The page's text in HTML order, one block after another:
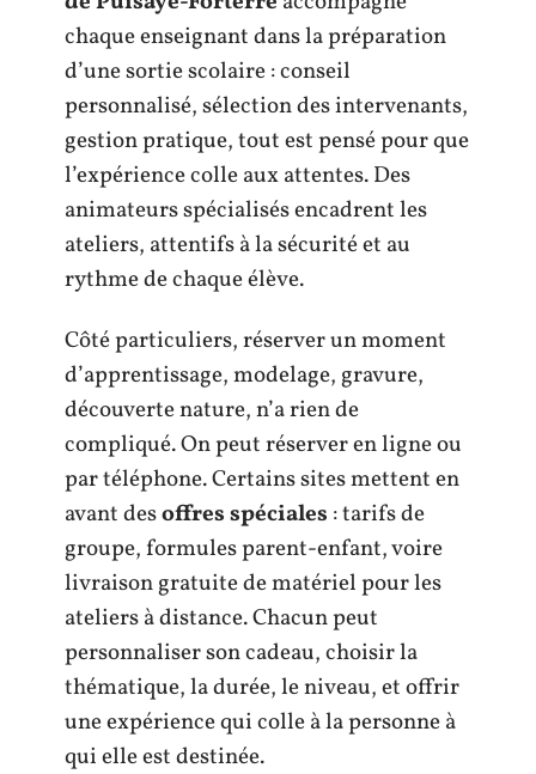
chaque enseignant dans la préparation
d’une sortie scolaire : conseil
personnalisé, sélection des intervenants,
gestion pratique, tout est pensé pour que
l’expérience colle aux attentes. Des
animateurs spécialisés encadrent les
ateliers, attentifs à la sécurité et au
rythme de chaque élève.
Côté particuliers, réserver un moment
d’apprentissage, modelage, gravure,
découverte nature, n’a rien de
compliqué. On peut réserver en ligne ou
par téléphone. Certains sites mettent en
avant desoffres spéciales : tarifs de
groupe, formules parent-enfant, voire
livraison gratuite de matériel pour les
ateliers à distance. Chacun peut
personnaliser son cadeau, choisir la
thématique, la durée, le niveau, et offrir
une expérience qui colle à la personne à
qui elle est destinée.